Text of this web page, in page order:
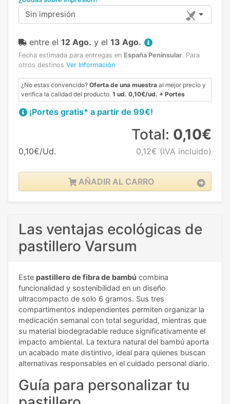
Sin impresión
entre el 12 Ago. y el 13 Ago.
Fecha estimada para entregas en España Peninsular. Para
otros destinos Ver Información
¿No estas convencido? Oferta de una muestra al mejor precio y
verifica la calidad del producto. 1 ud. 0,10€/ud. + Portes
¡Portes gratis* a partir de 99€!
0,10€/Ud.
Total: 0,10€
0,12€ (IVA incluido)
AÑADIR AL CARRO
Las ventajas ecológicas de
pastillero Varsum
Este pastillero de fibra de bambú combina
funcionalidad y sostenibilidad en un diseño
ultracompacto de solo 6 gramos. Sus tres
compartimentos independientes permiten organizar la
medicación semanal con total seguridad, mientras que
su material biodegradable reduce significativamente el
impacto ambiental. La textura natural del bambú aporta
un acabado mate distintivo, ideal para quienes buscan
alternativas responsables en el cuidado personal diario.
Guía para personalizar tu